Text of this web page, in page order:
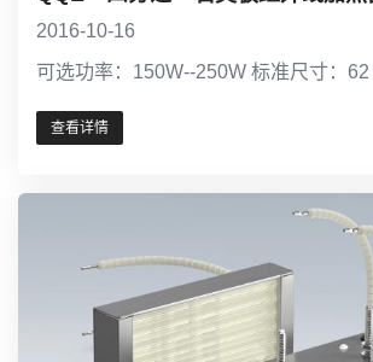
2016-10-16
可选功率：150W--250W 标准尺寸：
查看详情